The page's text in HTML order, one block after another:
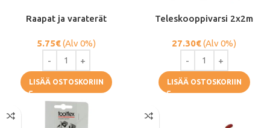
Raapat ja varaterät
5.75€(Alv 0%)
LISÄÄ OSTOSKORIIN
Teleskooppivarsi 2x2m
27.30€(Alv 0%)
LISÄÄ OSTOSKORIIN